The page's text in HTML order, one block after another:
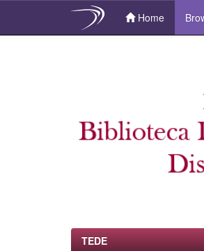
Home
TEDE